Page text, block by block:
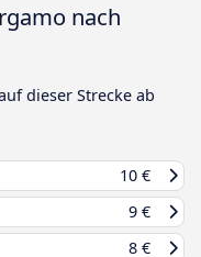
nach
dieser Strecke ab
10 €
9 €
8 €